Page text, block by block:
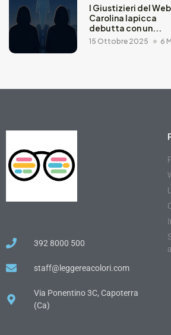
I Giustizieri del Web
Carolina Iapicca
debutta con un...
15 Ottobre 2025 6
392 8000 500
staff@leggereacolori.com
Via Ponentino 3C, Capoterra
(Ca)